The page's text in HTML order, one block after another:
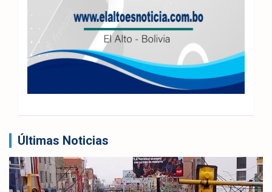
Últimas Noticias